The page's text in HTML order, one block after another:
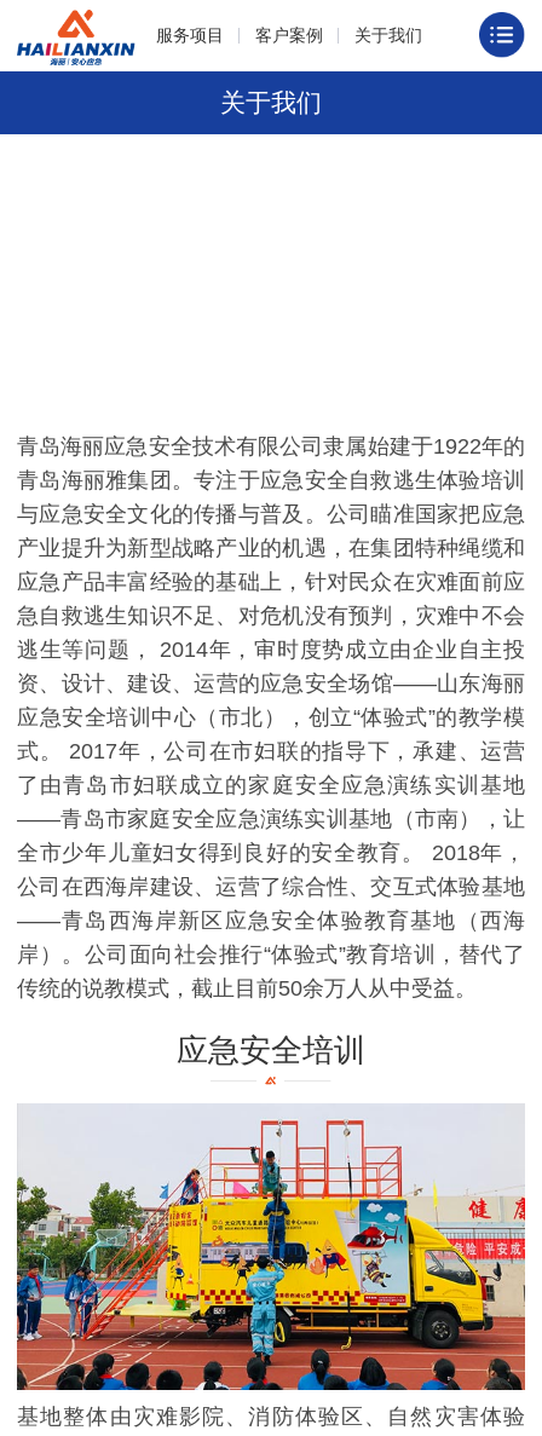
服务项目 客户案例 关于我们
关于我们
青岛海丽应急安全技术有限公司隶属始建于1922年的
青岛海丽雅集团。专注于应急安全自救逃生体验培训
与应急安全文化的传播与普及。公司瞄准国家把应急
产业提升为新型战略产业的机遇，在集团特种绳缆和
应急产品丰富经验的基础上，针对民众在灾难面前应
急自救逃生知识不足、对危机没有预判，灾难中不会
逃生等问题， 2014年，审时度势成立由企业自主投
资、设计、建设、运营的应急安全场馆——山东海丽
应急安全培训中心（市北），创立“体验式”的教学模
式。 2017年，公司在市妇联的指导下，承建、运营
了由青岛市妇联成立的家庭安全应急演练实训基地
——青岛市家庭安全应急演练实训基地（市南），让
全市少年儿童妇女得到良好的安全教育。 2018年，
公司在西海岸建设、运营了综合性、交互式体验基地
——青岛西海岸新区应急安全体验教育基地（西海
岸）。公司面向社会推行“体验式”教育培训，替代了
传统的说教模式，截止目前50余万人从中受益。
应急安全培训
基地整体由灾难影院、消防体验区、自然灾害体验